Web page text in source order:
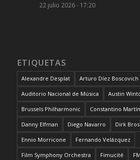
22 julio 2026 - 17:20
ETIQUETAS
Alexandre Desplat Arturo Díez Boscovich
Auditorio Nacional de Música Austin
Brussels Philharmonic Constantino
Danny Elfman Diego Navarro Dirk
Ennio Morricone Fernando Velázquez
Film Symphony Orchestra Fimucité